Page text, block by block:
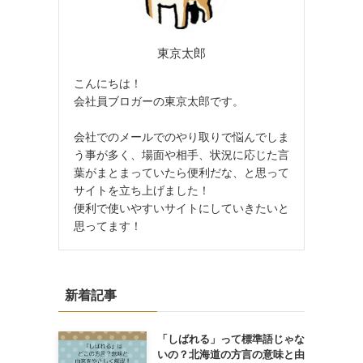
東京太郎
こんにちは！
会社員ブロガーの東京太郎です。
会社でのメールでのやり取りで悩んでしま
う事が多く、場面や相手、状況に応じた言
葉がまとまっていたら便利だな、と思って
サイトを立ち上げました！
便利で使いやすいサイトにしていきたいと
思ってます！
新着記事
「しばれる」って標準語じゃな
いの？北海道の方言の意味と由